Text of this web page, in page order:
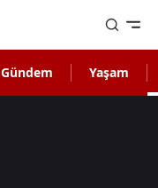
Gündem Yaşam